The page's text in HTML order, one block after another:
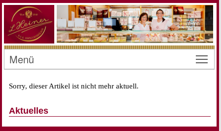
Menü
Sorry, dieser Artikel ist nicht mehr aktuell.
Aktuelles